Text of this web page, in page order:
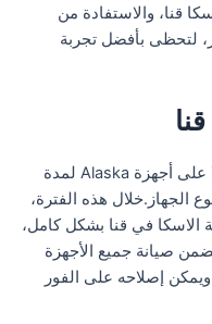
قنا، والاستفادة من
تصل إلى 25% وأكثر، لتحظى بأفضل تجربة
تمنح توكيل الاسكا في قنا ضمانا شاملا على أجهزة Alaska لمدة
هذه الفترة،
الاسكا في قنا بشكل كامل،
صيانة جميع الأجهزة
إصلاحه على الفور